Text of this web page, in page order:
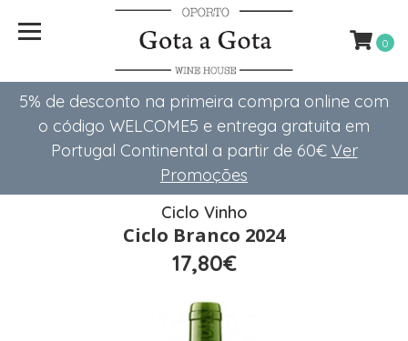
5% de desconto na primeira compra online com
o código WELCOME5 e entrega gratuita em
Portugal Continental a partir de 60€ Ver
Promoções
0
Ciclo Vinho
Ciclo Branco 2024
17,80€